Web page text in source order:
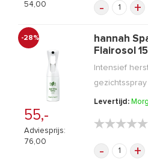
54,00
- +
-28%
55,-
Adviesprijs:
76,00
hannah
Flairosol
Intensief
gezichtsspray
Levertijd:
★★★★★
★★★★★
- +